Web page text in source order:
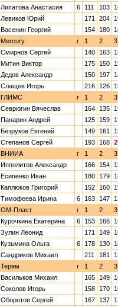
Липатова Анастасия
6 111 103
Левиков Юрий
171 204
Васенин Георгий
154 180
Mercury г 1 2
3
Смирнов Сергей
140 163
Митин Виктор
175 150
Дедов Александр
150 197
Слащев Игорь
216 126
ГЛИМС г 1 2
3
Севрюгин Вячеслав
164 135
Панарин Андрей
125 159
Безруков Евгений
149 161
Степанов Сергей
193 168
ВНИИА г 1 2
3
Ипполитов Александр
166 154
Есипенко Иван
180 179
Каплюков Григорий
152 160
Тимофеева Ирина
6 163 147
ОМ-Пласт г 1 2
3
Курочкина Екатерина
6 153 166
Зулин Леонид
171 149
Кузьмина Ольга
6 178 130
Сандриков Михаил
211 181
Терем г 1 2
3
Васильков Михаил
165 149
Соколов Игорь
158 170
Оборотов Сергей
167 137